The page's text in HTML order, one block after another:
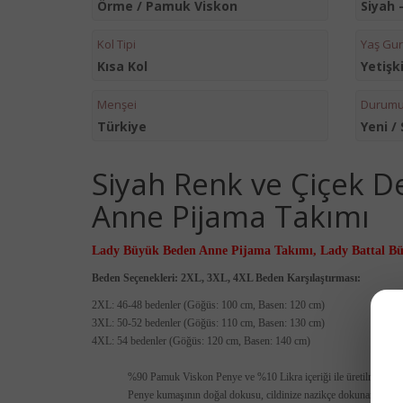
Örme / Pamuk Viskon Siyah
Kol Tipi
Kısa Kol
Yaş
Menşei
Türkiye
Durumu
Yeni /
Siyah Renk ve Çiçek
Anne Pijama Takımı
Lady Büyük Beden Anne Pijama Takımı, Lady Battal
Beden Seçenekleri: 2XL, 3XL, 4XL Beden Karşılaştırması:
2XL: 46-48 bedenler (Göğüs: 100 cm, Basen: 120 cm)
3XL: 50-52 bedenler (Göğüs: 110 cm, Basen: 130 cm)
4XL: 54 bedenler (Göğüs: 120 cm, Basen: 140 cm)
%90 Pamuk Viskon Penye ve %10 Likra içeriği ile üretilmiş olup,
Penye kumaşının doğal dokusu, cildinize nazikçe dokunarak